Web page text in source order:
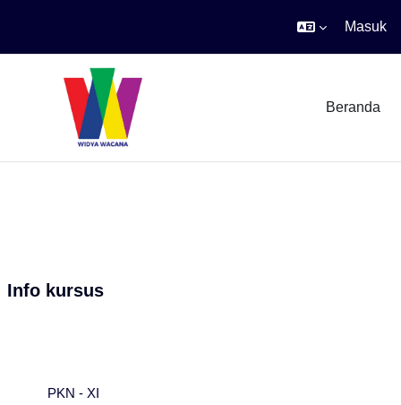
Masuk
Beranda
Info kursus
PKN - XI